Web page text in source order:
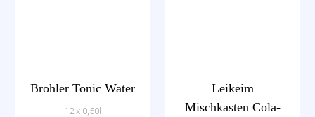
Brohler Tonic Water
12 x 0,50l
Leikeim
Mischkasten Cola-